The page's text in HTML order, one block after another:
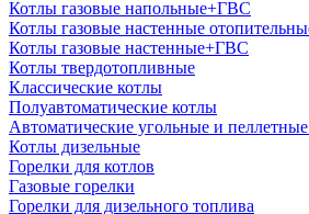
Котлы газовые напольные+ГВС
Котлы газовые настенные
Котлы газовые настенные+ГВС
Котлы твердотопливные
Классические котлы
Полуавтоматические котлы
Автоматические угольные и
Котлы дизельные
Горелки для котлов
Газовые горелки
Горелки для дизельного топлива